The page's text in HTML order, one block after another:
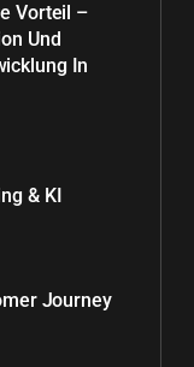
Vorteil –
Und
In
& KI
Journey